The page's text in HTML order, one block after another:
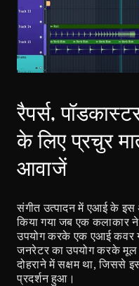
रैपर्स,
के लिए प्रचुर
आवाजें
संगीत उत्पादन में एआई के इस
किया गया जब एक
उपयोग करके एक एआई कवर
जनरेटर का उपयोग करके मूल
दोहराने में सक्षम था, जिससे
प्रदर्शन हुआ।